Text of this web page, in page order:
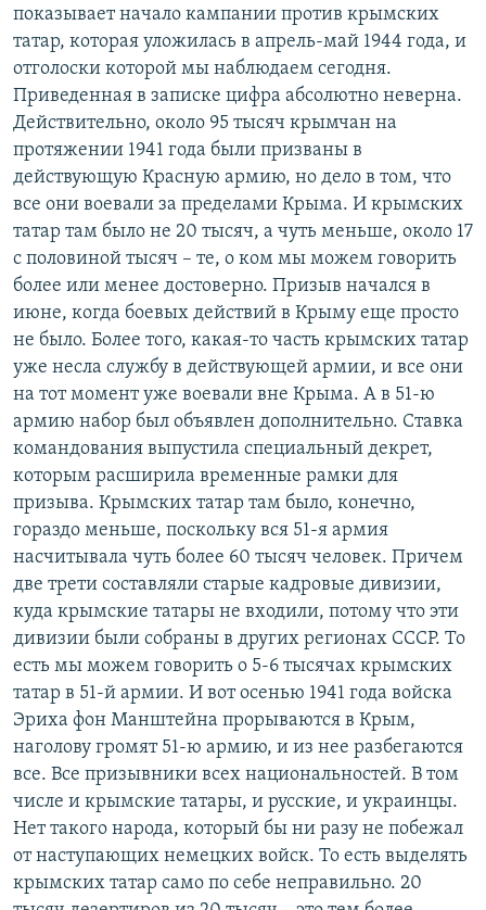
показывает начало кампании против крымских
татар, которая уложилась в апрель-май 1944 года, и
отголоски которой мы наблюдаем сегодня.
Приведенная в записке цифра абсолютно неверна.
Действительно, около 95 тысяч крымчан на
протяжении 1941 года были призваны в
действующую Красную армию, но дело в том, что
все они воевали за пределами Крыма. И крымских
татар там было не 20 тысяч, а чуть меньше, около 17
с половиной тысяч – те, о ком мы можем говорить
более или менее достоверно. Призыв начался в
июне, когда боевых действий в Крыму еще просто
не было. Более того, какая-то часть крымских татар
уже несла службу в действующей армии, и все они
на тот момент уже воевали вне Крыма. А в 51-ю
армию набор был объявлен дополнительно. Ставка
командования выпустила специальный декрет,
которым расширила временные рамки для
призыва. Крымских татар там было, конечно,
гораздо меньше, поскольку вся 51-я армия
насчитывала чуть более 60 тысяч человек. Причем
две трети составляли старые кадровые дивизии,
куда крымские татары не входили, потому что эти
дивизии были собраны в других регионах СССР. То
есть мы можем говорить о 5-6 тысячах крымских
татар в 51-й армии. И вот осенью 1941 года войска
Эриха фон Манштейна прорываются в Крым,
наголову громят 51-ю армию, и из нее разбегаются
все. Все призывники всех национальностей. В том
числе и крымские татары, и русские, и украинцы.
Нет такого народа, который бы ни разу не побежал
от наступающих немецких войск. То есть выделять
крымских татар само по себе неправильно. 20